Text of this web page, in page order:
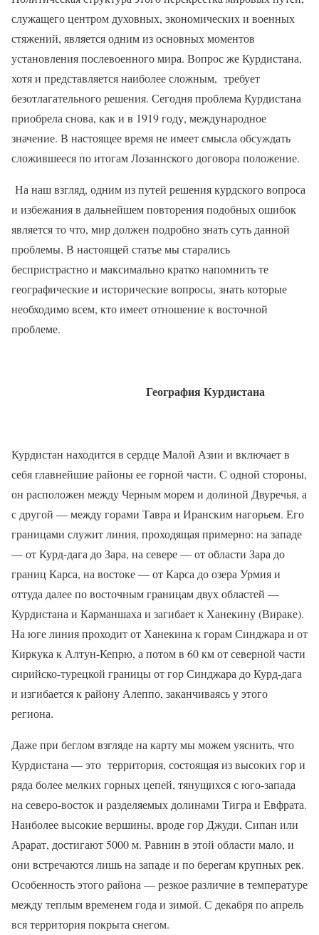
служащего центром духовных, экономических и военных
стяжений, является одним из основных моментов
установления послевоенного мира. Вопрос же Курдистана,
хотя и представляется наиболее сложным, требует
безотлагательного решения. Сегодня проблема Курдистана
приобрела снова, как и в 1919 году, международное
значение. В настоящее время не имеет смысла обсуждать
сложившееся по итогам Лозаннского договора положение.
На наш взгляд, одним из путей решения курдского вопроса
и избежания в дальнейшем повторения подобных ошибок
является то что, мир должен подробно знать суть данной
проблемы. В настоящей статье мы старались
беспристрастно и максимально кратко напомнить те
географические и исторические вопросы, знать которые
необходимо всем, кто имеет отношение к восточной
проблеме.
География Курдистана
Курдистан находится в сердце Малой Азии и включает в
себя главнейшие районы ее горной части. С одной стороны,
он расположен между Черным морем и долиной Двуречья, а
с другой — между горами Тавра и Иранским нагорьем. Его
границами служит линия, проходящая примерно: на западе
— от Курд-дага до Зара, на севере — от области Зара до
границ Карса, на востоке — от Карса до озера Урмия и
оттуда далее по восточным границам двух областей —
Курдистана и Карманшаха и загибает к Ханекину (Вираке).
На юге линия проходит от Ханекина к горам Синджара и от
Киркука к Алтун-Кепрю, а потом в 60 км от северной части
сирийско-турецкой границы от гор Синджара до Курд-дага
и изгибается к району Алеппо, заканчиваясь у этого
региона.
Даже при беглом взгляде на карту мы можем уяснить, что
Курдистана — это территория, состоящая из высоких гор и
ряда более мелких горных цепей, тянущихся с юго-запада
на северо-восток и разделяемых долинами Тигра и Евфрата.
Наиболее высокие вершины, вроде гор Джуди, Сипан или
Арарат, достигают 5000 м. Равнин в этой области мало, и
они встречаются лишь на западе и по берегам крупных рек.
Особенность этого района — резкое различие в температуре
между теплым временем года и зимой. С декабря по апрель
вся территория покрыта снегом.